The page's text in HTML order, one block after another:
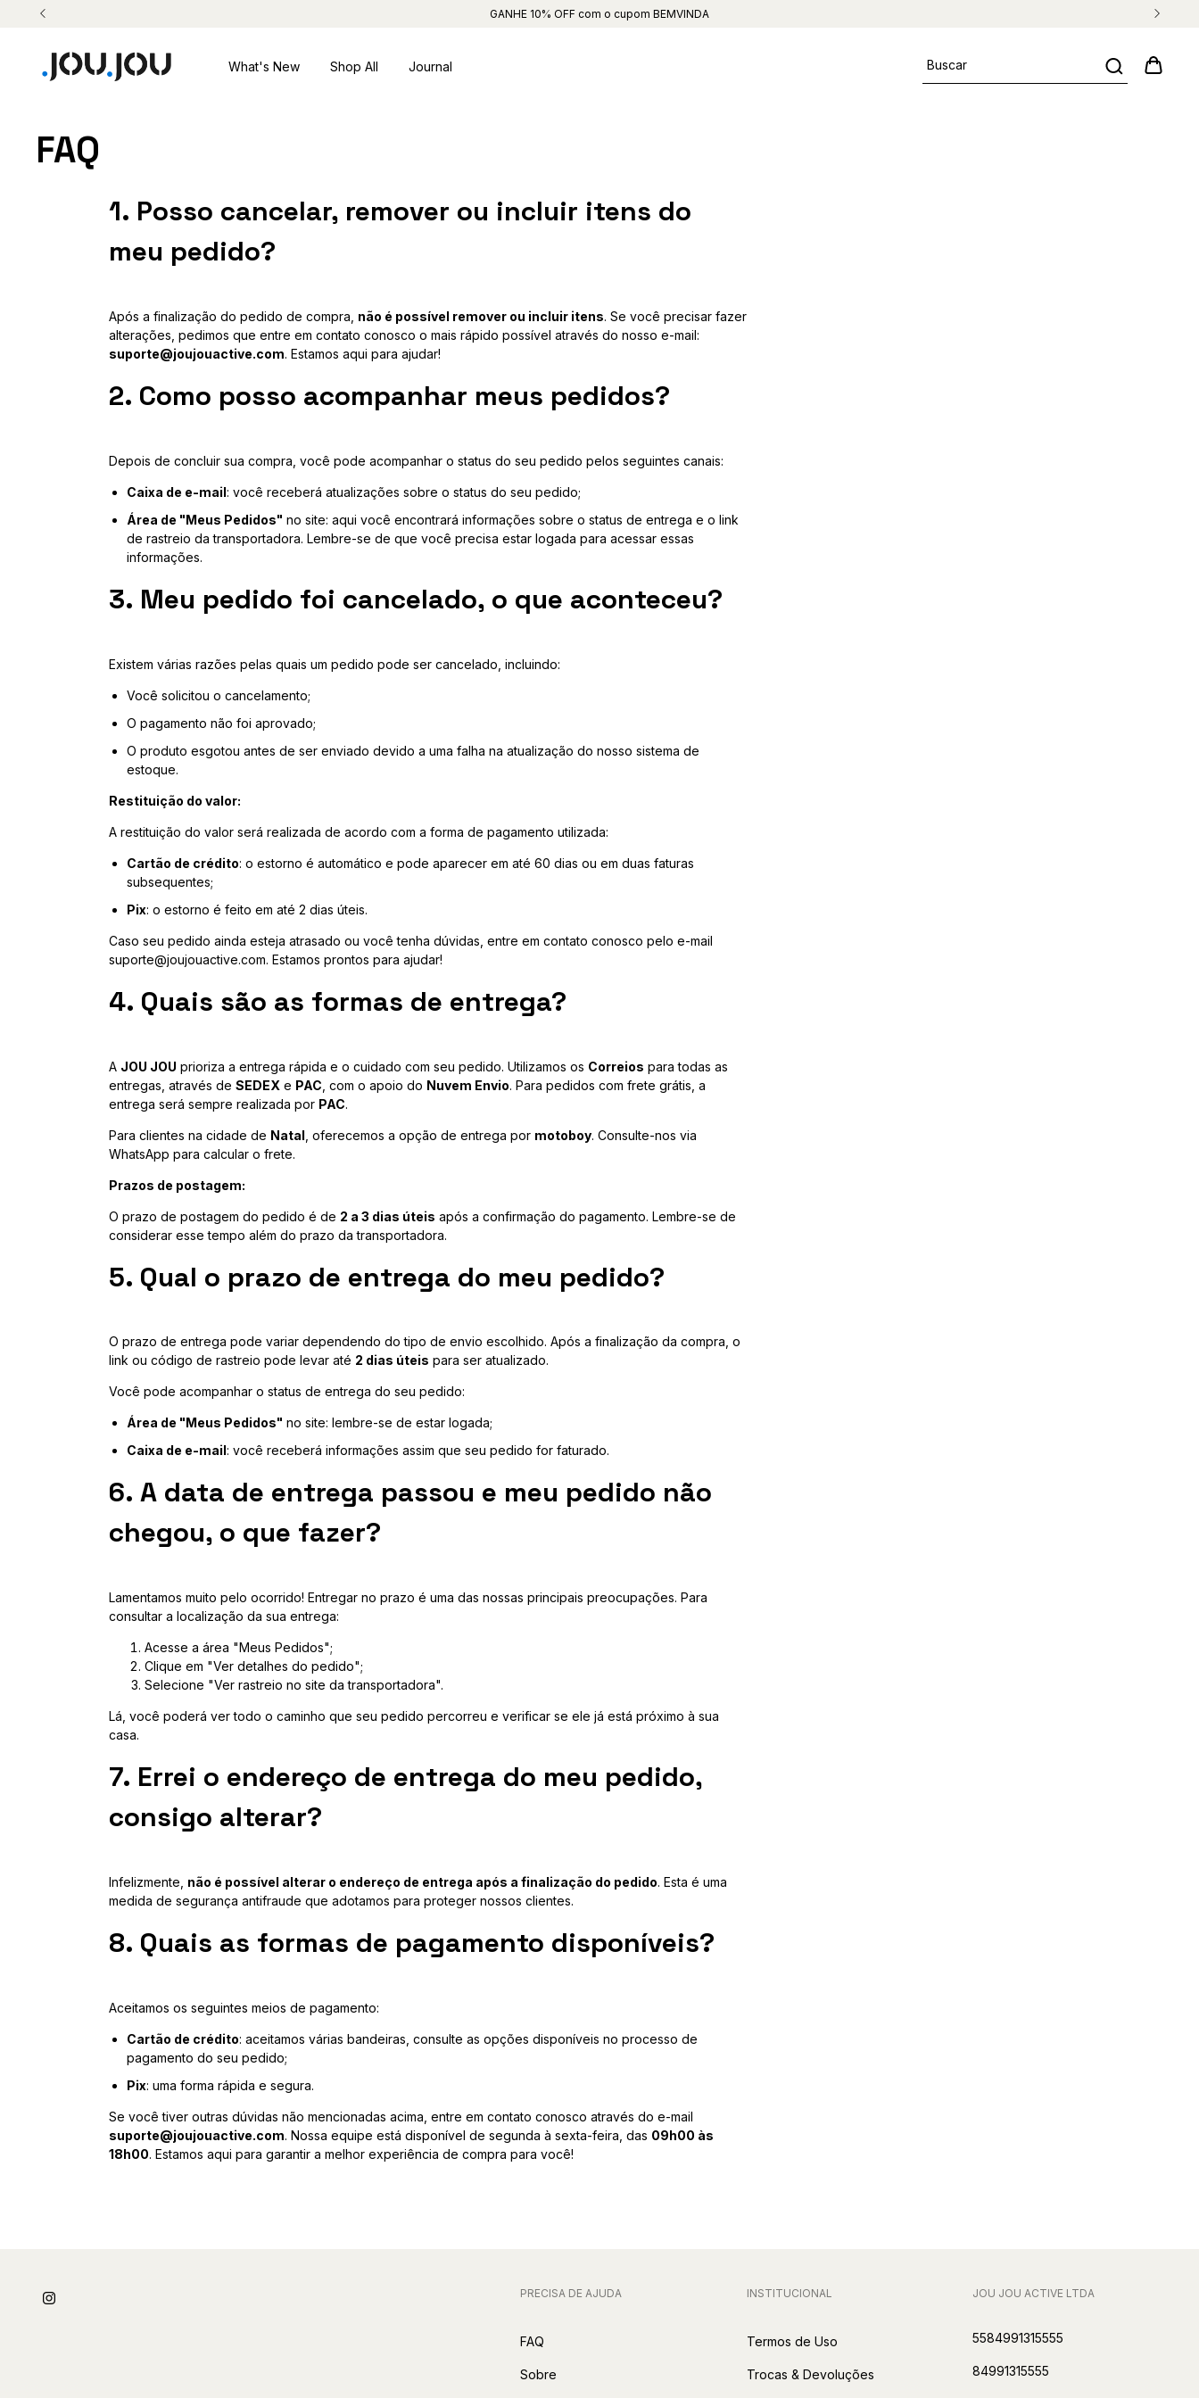
GANHE 10% OFF com o cupom BEMVINDA
What's New Shop All Journal
FAQ
1. Posso cancelar, remover ou incluir itens do
meu pedido?
Após a finalização do pedido de compra, não é possível remover ou incluir itens. Se você precisar fazer
alterações, pedimos que entre em contato conosco o mais rápido possível através do nosso e-mail:
suporte@joujouactive.com. Estamos aqui para ajudar!
2. Como posso acompanhar meus pedidos?
Depois de concluir sua compra, você pode acompanhar o status do seu pedido pelos seguintes canais:
Caixa de e-mail: você receberá atualizações sobre o status do seu pedido;
Área de "Meus Pedidos" no site: aqui você encontrará informações sobre o status de entrega e o link
de rastreio da transportadora. Lembre-se de que você precisa estar logada para acessar essas
informações.
3. Meu pedido foi cancelado, o que aconteceu?
Existem várias razões pelas quais um pedido pode ser cancelado, incluindo:
Você solicitou o cancelamento;
O pagamento não foi aprovado;
O produto esgotou antes de ser enviado devido a uma falha na atualização do nosso sistema de
estoque.
Restituição do valor:
A restituição do valor será realizada de acordo com a forma de pagamento utilizada:
Cartão de crédito: o estorno é automático e pode aparecer em até 60 dias ou em duas faturas
subsequentes;
Pix: o estorno é feito em até 2 dias úteis.
Caso seu pedido ainda esteja atrasado ou você tenha dúvidas, entre em contato conosco pelo e-mail
suporte@joujouactive.com. Estamos prontos para ajudar!
4. Quais são as formas de entrega?
A JOU JOU prioriza a entrega rápida e o cuidado com seu pedido. Utilizamos os Correios para todas as
entregas, através de SEDEX e PAC , com o apoio do Nuvem Envio. Para pedidos com frete grátis, a
entrega será sempre realizada por PAC.
Para clientes na cidade de Natal , oferecemos a opção de entrega por motoboy. Consulte-nos via
WhatsApp para calcular o frete.
Prazos de postagem:
O prazo de postagem do pedido é de 2 a 3 dias úteis após a confirmação do pagamento. Lembre-se de
considerar esse tempo além do prazo da transportadora.
5. Qual o prazo de entrega do meu pedido?
O prazo de entrega pode variar dependendo do tipo de envio escolhido. Após a finalização da compra, o
link ou código de rastreio pode levar até 2 dias úteis para ser atualizado.
Você pode acompanhar o status de entrega do seu pedido:
Área de "Meus Pedidos" no site: lembre-se de estar logada;
Caixa de e-mail: você receberá informações assim que seu pedido for faturado.
6. A data de entrega passou e meu pedido não
chegou, o que fazer?
Lamentamos muito pelo ocorrido! Entregar no prazo é uma das nossas principais preocupações. Para
consultar a localização da sua entrega:
Acesse a área "Meus Pedidos";
Clique em "Ver detalhes do pedido";
Selecione "Ver rastreio no site da transportadora".
Lá, você poderá ver todo o caminho que seu pedido percorreu e verificar se ele já está próximo à sua
casa.
7. Errei o endereço de entrega do meu pedido,
consigo alterar?
Infelizmente, não é possível alterar o endereço de entrega após a finalização do pedido. Esta é uma
medida de segurança antifraude que adotamos para proteger nossos clientes.
8. Quais as formas de pagamento disponíveis?
Aceitamos os seguintes meios de pagamento:
Cartão de crédito: aceitamos várias bandeiras, consulte as opções disponíveis no processo de
pagamento do seu pedido;
Pix: uma forma rápida e segura.
Se você tiver outras dúvidas não mencionadas acima, entre em contato conosco através do e-mail
suporte@joujouactive.com. Nossa equipe está disponível de segunda à sexta-feira, das 09h00 às
18h00. Estamos aqui para garantir a melhor experiência de compra para você!
PRECISA DE AJUDA
FAQ
Sobre
INSTITUCIONAL
Termos de Uso
Trocas & Devoluções
JOU JOU ACTIVE LTDA
5584991315555
84991315555